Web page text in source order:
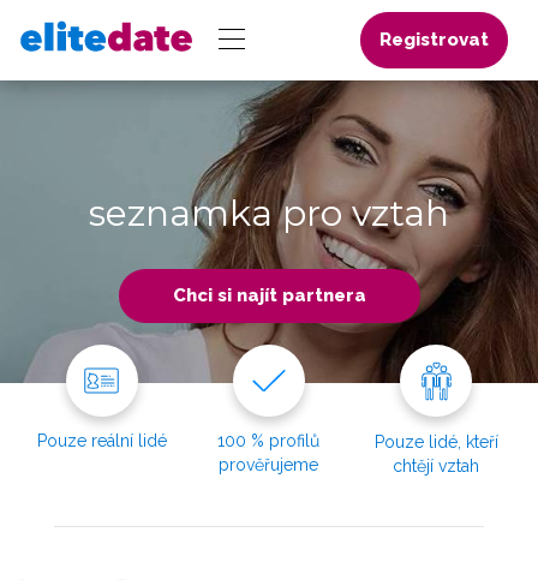
Registrovat
seznamka pro vztah
Chci si najít partnera
Pouze reální lidé
100 % profilů
prověřujeme
Pouze lidé, kteří
chtějí vztah